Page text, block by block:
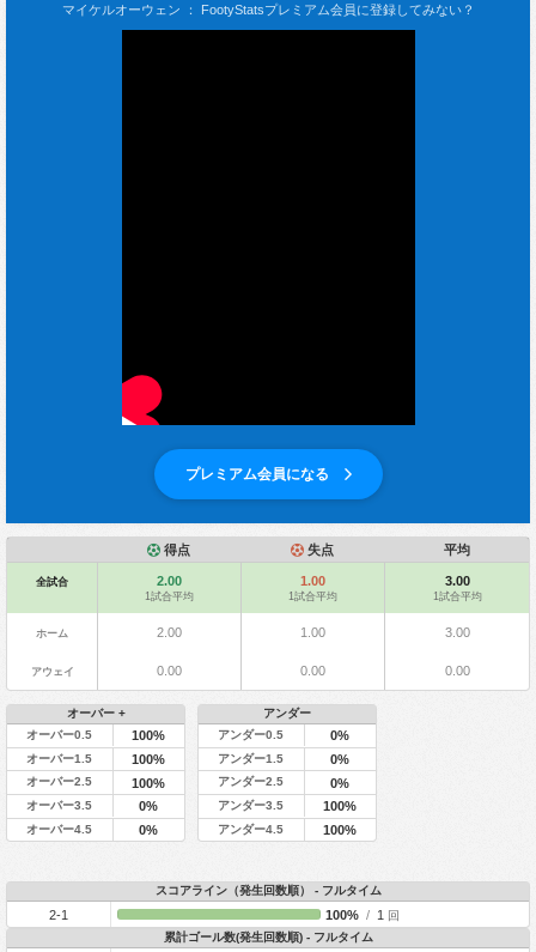
プレミアム会員になる
マイケルオーウェン ： FootyStatsプレミアム会員に登録してみない？
得点 失点 平均
全試合 2.00
1試合平均
1.00
1試合平均
3.00
1試合平均
ホーム 2.00 1.00 3.00
アウェイ 0.00 0.00 0.00
オーバー +
オーバー0.5
100%
オーバー1.5 100%
オーバー2.5 100%
オーバー3.5 0%
オーバー4.5 0%
アンダー
アンダー0.5
0%
アンダー1.5 0%
アンダー2.5 0%
アンダー3.5 100%
アンダー4.5 100%
スコアライン（発生回数順） - フルタイム
2-1 100% /1
回
累計ゴール数(発生回数順) - フルタイム